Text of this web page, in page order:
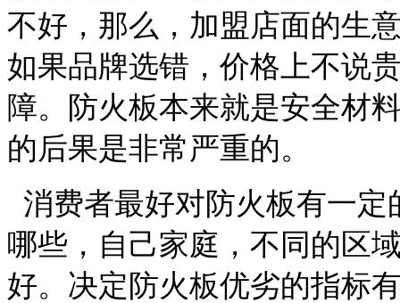
不好，那么，加盟店面的生
如果品牌选错，价格上不说
障。防火板本来就是安全材
的后果是非常严重的。
消费者最好对防火板有一
哪些，自己家庭，不同的区
好。决定防火板优劣的指标